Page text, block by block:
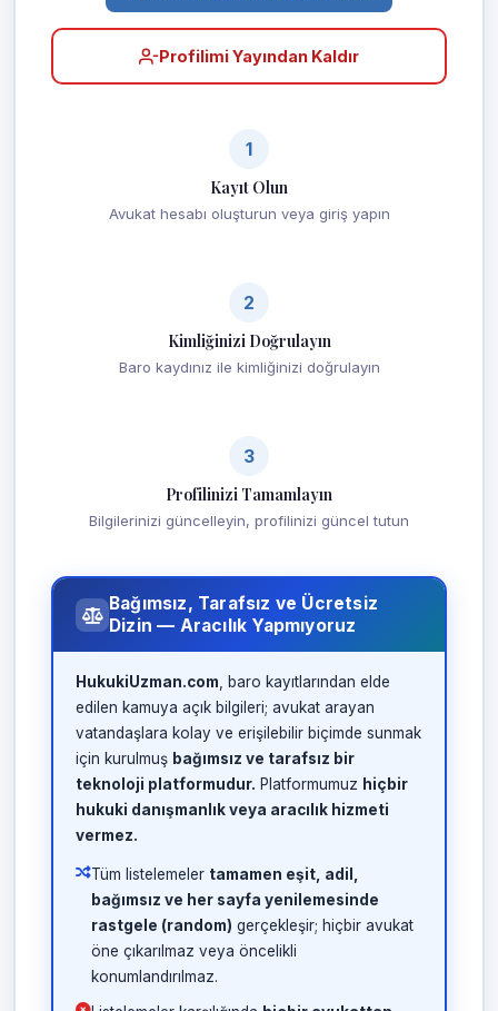
Profilimi Yayından Kaldır
1
Kayıt Olun
Avukat hesabı oluşturun veya giriş yapın
2
Kimliğinizi Doğrulayın
Baro kaydınız ile kimliğinizi doğrulayın
3
Profilinizi Tamamlayın
Bilgilerinizi güncelleyin, profilinizi güncel tutun
Bağımsız, Tarafsız ve Ücretsiz
Dizin — Aracılık Yapmıyoruz
HukukiUzman.com , baro kayıtlarından elde
edilen kamuya açık bilgileri; avukat arayan
vatandaşlara kolay ve erişilebilir biçimde sunmak
için kurulmuş bağımsız ve tarafsız bir
teknoloji platformudur. Platformumuz hiçbir
hukuki danışmanlık veya aracılık hizmeti
vermez.
Tüm listelemeler tamamen eşit, adil,
bağımsız ve her sayfa yenilemesinde
rastgele (random) gerçekleşir; hiçbir avukat
öne çıkarılmaz veya öncelikli
konumlandırılmaz.